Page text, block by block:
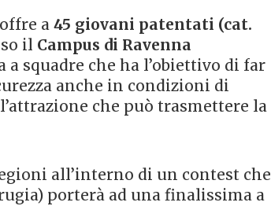
a45 giovani patentati (cat.
il Campus di Ravenna
a squadre che ha l’obiettivo di far
anche in condizioni di
che può trasmettere la
all’interno di un contest che
porterà ad una finalissima a